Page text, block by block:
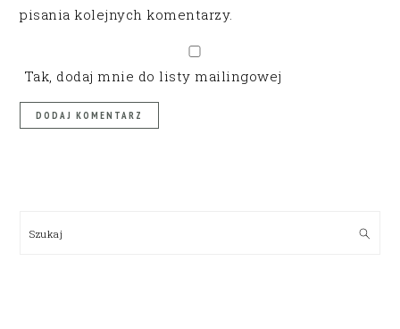
pisania kolejnych komentarzy.
Tak, dodaj mnie do listy mailingowej
Szukaj